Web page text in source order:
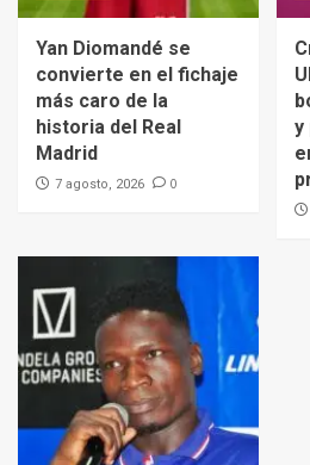
Yan Diomandé se
convierte en el fichaje
más caro de la
historia del Real
Madrid
7 agosto, 2026 0
y